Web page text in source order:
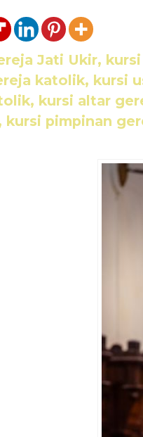
Jati Ukir,
katolik, kursi
kursi altar
kursi pimpinan